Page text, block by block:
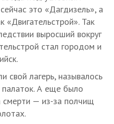
это «Дагдизель», а
«Двигательстрой». Так
выросший вокруг
стал городом и
свой лагерь, называлось
А еще было
смерти — из-за полчищ